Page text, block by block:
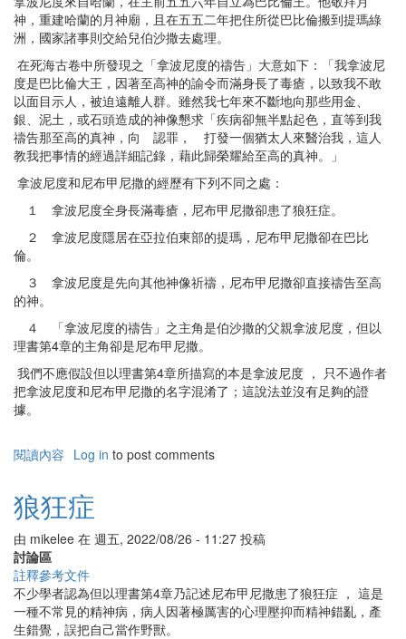
神，重建哈蘭的月神廟，且在五五二年把住所從巴比倫搬到提瑪綠
洲，國家諸事則交給兒伯沙撒去處理。
在死海古卷中所發現之「拿波尼度的禱告」大意如下：「我拿波尼
度是巴比倫大王，因著至高神的諭令而滿身長了毒瘡，以致我不敢
以面目示人，被迫遠離人群。雖然我七年來不斷地向那些用金、
銀、泥土，或石頭造成的神像懇求「疾病卻無半點起色，直等到我
禱告那至高的真神，向 認罪， 打發一個猶太人來醫治我，這人
教我把事情的經過詳細記錄，藉此歸榮耀給至高的真神。」
拿波尼度和尼布甲尼撒的經歷有下列不同之處：
１ 拿波尼度全身長滿毒瘡，尼布甲尼撒卻患了狼狂症。
２ 拿波尼度隱居在亞拉伯東部的提瑪，尼布甲尼撒卻在巴比
倫。
３ 拿波尼度是先向其他神像祈禱，尼布甲尼撒卻直接禱告至高
的神。
４ 「拿波尼度的禱告」之主角是伯沙撒的父親拿波尼度，但以
理書第4章的主角卻是尼布甲尼撒。
我們不應假設但以理書第4章所描寫的本是拿波尼度 ， 只不過作者
把拿波尼度和尼布甲尼撒的名字混淆了；這說法並沒有足夠的證
據。
閱讀內容 有
波
度
禱
告
Log in to post comments
狼狂症
由 mikelee 在 週五, 2022/08/26 - 11:27 投稿
討論區
註釋參考文件
不少學者認為但以理書第4章乃記述尼布甲尼撒患了狼狂症 ， 這是
一種不常見的精神病，病人因著極厲害的心理壓抑而精神錯亂，產
生錯覺，誤把自己當作野獸。